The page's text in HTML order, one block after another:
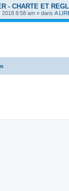
- CHARTE ET
2018 8:58 am » dans A